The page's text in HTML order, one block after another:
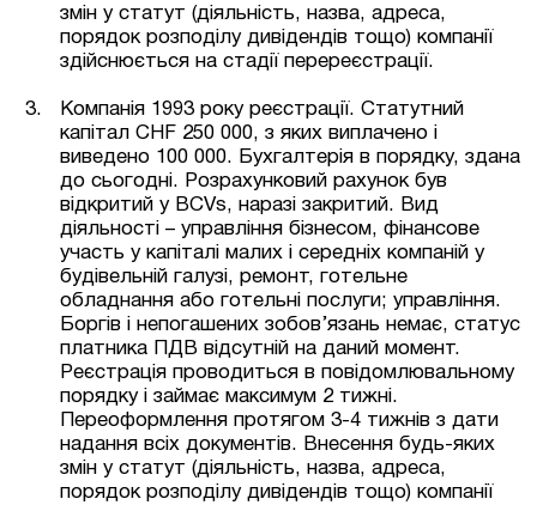
змін у статут (діяльність, назва, адреса,
порядок розподілу дивідендів тощо) компанії
здійснюється на стадії перереєстрації.
Компанія 1993 року реєстрації. Статутний
капітал CHF 250 000, з яких виплачено і
виведено 100 000. Бухгалтерія в порядку, здана
до сьогодні. Розрахунковий рахунок був
відкритий у BCVs, наразі закритий. Вид
діяльності – управління бізнесом, фінансове
участь у капіталі малих і середніх компаній у
будівельній галузі, ремонт, готельне
обладнання або готельні послуги; управління.
Боргів і непогашених зобов’язань немає, статус
платника ПДВ відсутній на даний момент.
Реєстрація проводиться в повідомлювальному
порядку і займає максимум 2 тижні.
Переоформлення протягом 3-4 тижнів з дати
надання всіх документів. Внесення будь-яких
змін у статут (діяльність, назва, адреса,
порядок розподілу дивідендів тощо) компанії